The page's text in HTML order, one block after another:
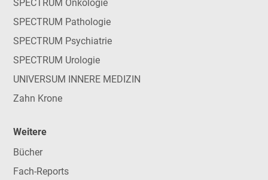
SPECTRUM Onkologie
SPECTRUM Pathologie
SPECTRUM Psychiatrie
SPECTRUM Urologie
UNIVERSUM INNERE MEDIZIN
Zahn Krone
Weitere
Bücher
Fach-Reports